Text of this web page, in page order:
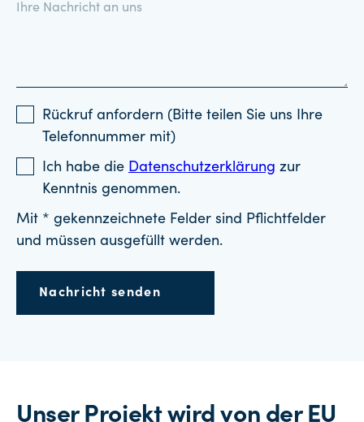
Rückruf anfordern (Bitte teilen Sie uns Ihre
Telefonnummer mit)
Ich habe die Datenschutzerklärung zur
Kenntnis genommen.
Mit * gekennzeichnete Felder sind Pflichtfelder
und müssen ausgefüllt werden.
Nachricht senden
Unser Projekt wird von der EU